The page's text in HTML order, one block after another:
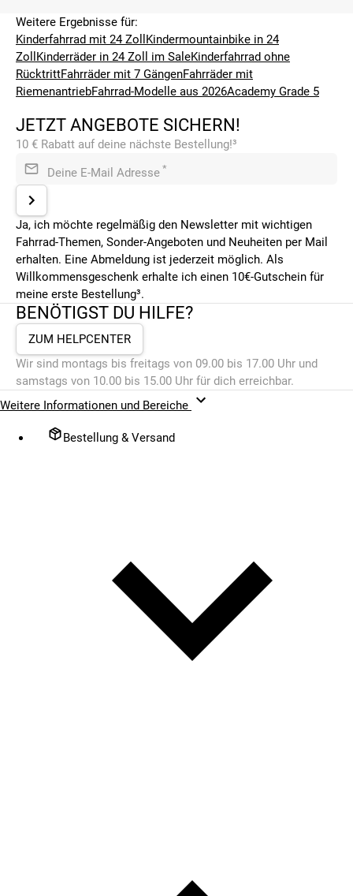
Weitere Ergebnisse für:
Kinderfahrrad mit 24 Zoll Kindermountainbike in 24
Zoll Kinderräder in 24 Zoll im SaleKinderfahrrad ohne
RücktrittFahrräder mit 7 GängenFahrräder mit
RiemenantriebFahrrad-Modelle aus 2026Academy Grade 5
JETZT ANGEBOTE SICHERN!
10 € Rabatt auf deine nächste Bestellung!³
Deine E-Mail Adresse *
Ja, ich möchte regelmäßig den Newsletter mit wichtigen
Fahrrad-Themen, Sonder-Angeboten und Neuheiten per Mail
erhalten. Eine Abmeldung ist jederzeit möglich. Als
Willkommensgeschenk erhalte ich einen 10€-Gutschein für
meine erste Bestellung³.
BENÖTIGST DU HILFE?
ZUM HELPCENTER
Wir sind montags bis freitags von 09.00 bis 17.00 Uhr und
samstags von 10.00 bis 15.00 Uhr für dich erreichbar.
Weitere Informationen und Bereiche
Bestellung & Versand